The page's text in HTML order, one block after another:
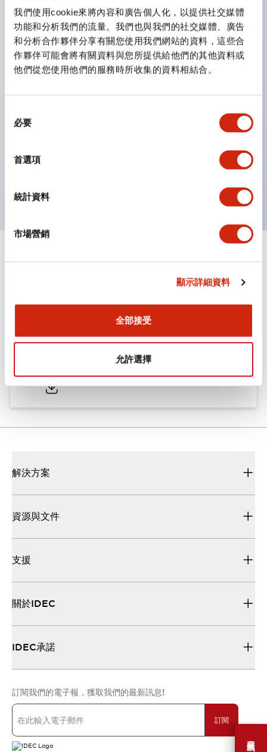
我們使用cookie來將內容和廣告個人化，以提供社交媒體
功能和分析我們的流量。我們也與我們的社交媒體、廣告
和分析合作夥伴分享有關您使用我們網站的資料，這些合
作夥伴可能會將有關資料與您所提供給他們的其他資料或
他們從您使用他們的服務時所收集的資料相結合。
必要
首選項
統計資料
市場營銷
顯示詳細資料
全部接受
允許選擇
需要幫助嗎？
CS型凸輪開關是方便用於設備的開關和切換，適用範圍廣
泛的操作開關器。
提供72種標準迴路
透過6種形式與接點模組段數的組合，可實現各種接點構
造。
配備可確認接點狀態的指示燈，並提供手柄操作型、鑰匙
手柄可從6種中選擇
文件和檔案
型錄和宣傳手冊 CAD檔 認證與標準
ø25/30 系列 CS型 凸輪開關
解決方案
資源與文件
支援
關於IDEC
IDEC承諾
訂閱我們的電子報，獲取我們的最新訊息!
訂閱